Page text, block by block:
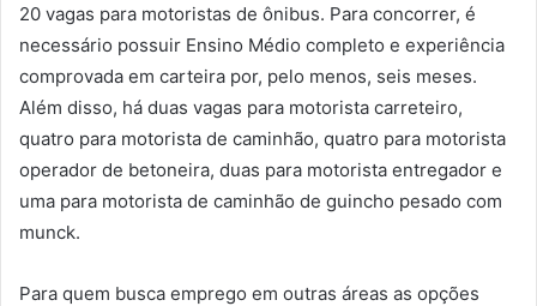
20 vagas para motoristas de ônibus. Para concorrer, é
necessário possuir Ensino Médio completo e experiência
comprovada em carteira por, pelo menos, seis meses.
Além disso, há duas vagas para motorista carreteiro,
quatro para motorista de caminhão, quatro para motorista
operador de betoneira, duas para motorista entregador e
uma para motorista de caminhão de guincho pesado com
munck.
Para quem busca emprego em outras áreas as opções